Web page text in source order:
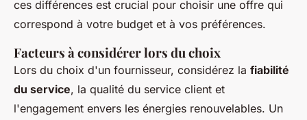
ces différences est crucial pour choisir une offre qui
correspond à votre budget et à vos préférences.
Facteurs à considérer lors du choix
Lors du choix d'un fournisseur, considérez la fiabilité
du service, la qualité du service client et
l'engagement envers les énergies renouvelables. Un